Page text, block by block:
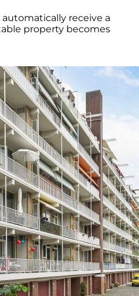
receive a
property becomes